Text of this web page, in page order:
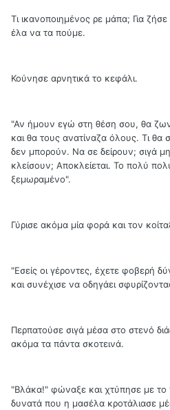
Τι ικανοποιημένος ρε μάπα; Για
έλα να τα πούμε.
Κούνησε αρνητικά το κεφάλι.
"Αν ήμουν εγώ στη θέση σου, θα
και θα τους ανατίναζα όλους. Τι
δεν μπορούν. Να σε δείρουν; σιγά
κλείσουν; Αποκλείεται. Το πολύ
ξεμωραμένο".
Γύρισε ακόμα μία φορά και τον
"Εσείς οι γέροντες, έχετε φοβερή
και συνέχισε να οδηγάει
Περπατούσε σιγά μέσα στο στενό
ακόμα τα πάντα σκοτεινά.
"Βλάκα!" φώναξε και χτύπησε με το
δυνατά που η μασέλα κροτάλιασε